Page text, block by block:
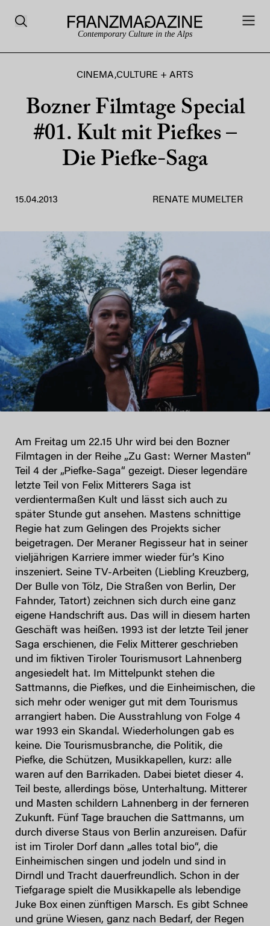
Contemporary Culture in the Alps
CINEMA,CULTURE + ARTS
Bozner Filmtage Special
#01. Kult mit Piefkes –
Die Piefke-Saga
15.04.2013 RENATE MUMELTER
Am Freitag um 22.15 Uhr wird bei den Bozner
Filmtagen in der Reihe „Zu Gast: Werner Masten“
Teil 4 der „Piefke-Saga“ gezeigt. Dieser legendäre
letzte Teil von Felix Mitterers Saga ist
verdientermaßen Kult und lässt sich auch zu
später Stunde gut ansehen. Mastens schnittige
Regie hat zum Gelingen des Projekts sicher
beigetragen. Der Meraner Regisseur hat in seiner
vieljährigen Karriere immer wieder für’s Kino
inszeniert. Seine TV-Arbeiten (Liebling Kreuzberg,
Der Bulle von Tölz, Die Straßen von Berlin, Der
Fahnder, Tatort) zeichnen sich durch eine ganz
eigene Handschrift aus. Das will in diesem harten
Geschäft was heißen. 1993 ist der letzte Teil jener
Saga erschienen, die Felix Mitterer geschrieben
und im fiktiven Tiroler Tourismusort Lahnenberg
angesiedelt hat. Im Mittelpunkt stehen die
Sattmanns, die Piefkes, und die Einheimischen, die
sich mehr oder weniger gut mit dem Tourismus
arrangiert haben. Die Ausstrahlung von Folge 4
war 1993 ein Skandal. Wiederholungen gab es
keine. Die Tourismusbranche, die Politik, die
Piefke, die Schützen, Musikkapellen, kurz: alle
waren auf den Barrikaden. Dabei bietet dieser 4.
Teil beste, allerdings böse, Unterhaltung. Mitterer
und Masten schildern Lahnenberg in der ferneren
Zukunft. Fünf Tage brauchen die Sattmanns, um
durch diverse Staus von Berlin anzureisen. Dafür
ist im Tiroler Dorf dann „alles total bio“, die
Einheimischen singen und jodeln und sind in
Dirndl und Tracht dauerfreundlich. Schon in der
Tiefgarage spielt die Musikkapelle als lebendige
Juke Box einen zünftigen Marsch. Es gibt Schnee
und grüne Wiesen, ganz nach Bedarf, der Regen